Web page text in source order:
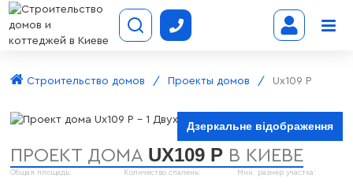
Строительство домов Проекты домов Ux109 P
Дзеркальне відображення
ПРОЕКТ ДОМА UX109 P В КИЕВЕ
Общая площадь: Количество спалень: Мин. размер участка: